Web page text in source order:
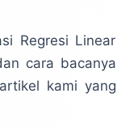
Regresi Linear
cara bacanya
kami yang